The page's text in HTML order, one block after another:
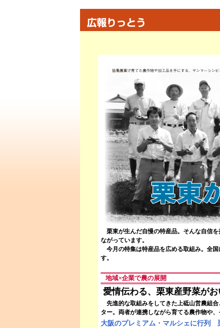
栗東が生んだ自慢の特産品。そんな自信
ながっています。
今月の特集は特産品を広める取組み。全
す。
地域×企業で農の展開
愛情伝わる、栗東産野菜が
先進的な取組みをしてきた上砥山営農組
ター。両者が連携しながら育てる農作物や
大阪のプレミアム・マルシェに行列